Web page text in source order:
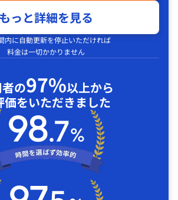
もっと詳細を見る
内に自動更新を停止いただければ
料金は一切かかりません
の97%以上から
価をいただきました